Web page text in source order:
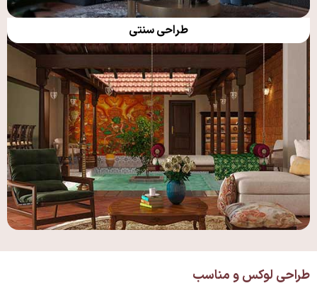
طراحی سنتی
طراحی لوکس و مناسب